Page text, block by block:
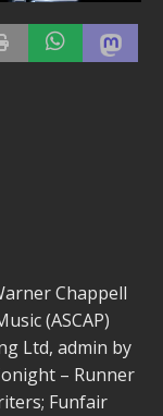
Chappell
(ASCAP)
Ltd, admin by
– Runner
Funfair